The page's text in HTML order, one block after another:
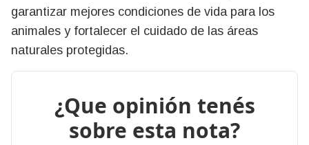
garantizar mejores condiciones de vida para los
animales y fortalecer el cuidado de las áreas
naturales protegidas.
¿Que opinión tenés
sobre esta nota?